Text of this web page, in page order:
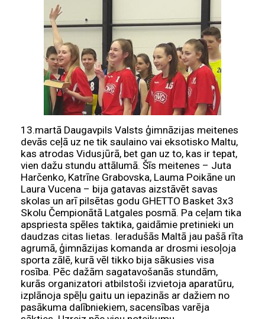
13.martā Daugavpils Valsts ģimnāzijas meitenes
devās ceļā uz ne tik saulaino vai eksotisko Maltu,
kas atrodas Vidusjūrā, bet gan uz to, kas ir tepat,
vien dažu stundu attālumā. Šīs meitenes – Juta
Harčenko, Katrīne Grabovska, Lauma Poikāne un
Laura Vucena – bija gatavas aizstāvēt savas
skolas un arī pilsētas godu GHETTO Basket 3x3
Skolu Čempionātā Latgales posmā. Pa ceļam tika
apspriesta spēles taktika, gaidāmie pretinieki un
daudzas citas lietas. Ieradušās Maltā jau pašā rīta
agrumā, ģimnāzijas komanda ar drosmi iesoļoja
sporta zālē, kurā vēl tikko bija sākusies visa
rosība. Pēc dažām sagatavošanās stundām,
kurās organizatori atbilstoši izvietoja aparatūru,
izplānoja spēļu gaitu un iepazinās ar dažiem no
pasākuma dalībniekiem, sacensības varēja